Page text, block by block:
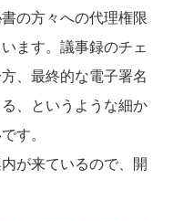
の方々への代理権限
ます。議事録のチェ
、最終的な電子署名
、というような細か
す。
が来ているので、開